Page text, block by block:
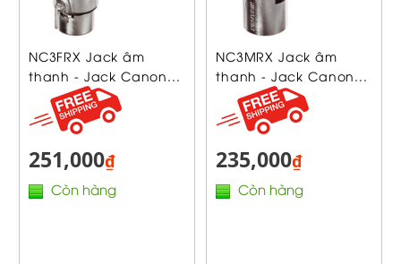
NC3FRX Jack âm
thanh - Jack Canon...
251,000₫
Còn hàng
NC3MRX Jack âm
thanh - Jack Canon...
235,000₫
Còn hàng